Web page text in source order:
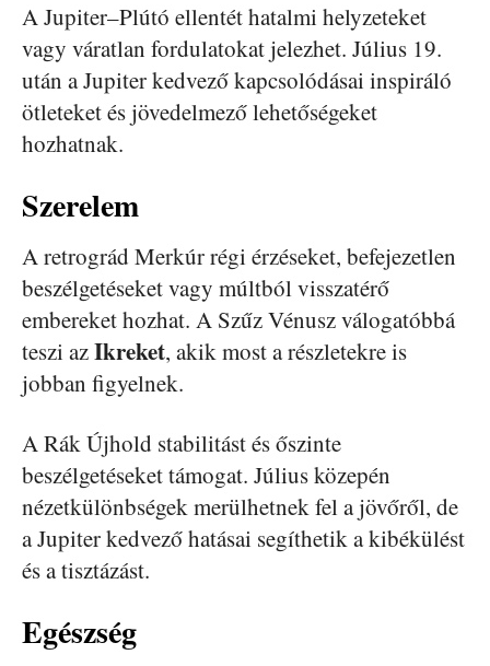
A Jupiter–Plútó ellentét hatalmi helyzeteket
vagy váratlan fordulatokat jelezhet. Július 19.
után a Jupiter kedvező kapcsolódásai inspiráló
ötleteket és jövedelmező lehetőségeket
hozhatnak.
Szerelem
A retrográd Merkúr régi érzéseket, befejezetlen
beszélgetéseket vagy múltból visszatérő
embereket hozhat. A Szűz Vénusz válogatóbbá
teszi azIkreket, akik most a részletekre is
jobban figyelnek.
A Rák Újhold stabilitást és őszinte
beszélgetéseket támogat. Július közepén
nézetkülönbségek merülhetnek fel a jövőről, de
a Jupiter kedvező hatásai segíthetik a kibékülést
és a tisztázást.
Egészség